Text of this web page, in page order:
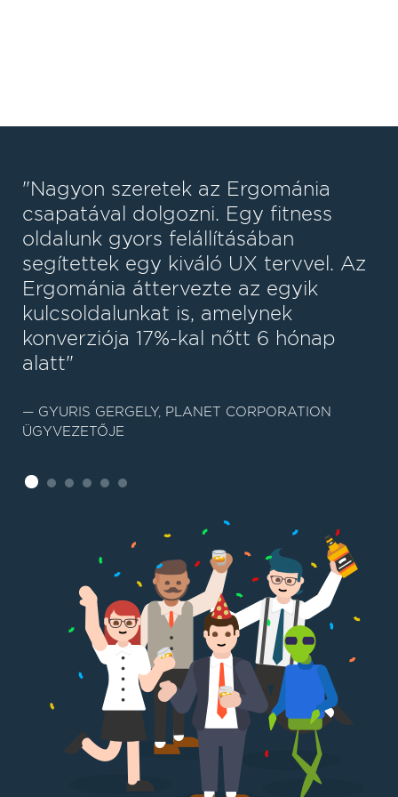
"Nagyon szeretek az Ergománia
csapatával dolgozni. Egy fitness
oldalunk gyors felállításában
segítettek egy kiváló UX tervvel. Az
Ergománia áttervezte az egyik
kulcsoldalunkat is, amelynek
konverziója 17%-kal nőtt 6 hónap
alatt"
GYURIS GERGELY, PLANET CORPORATION
ÜGYVEZETŐJE